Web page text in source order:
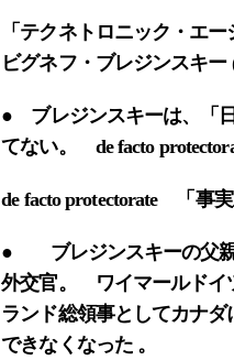
「テクネトロニック・エ
ビグネフ・ブレジンスキ
● ブレジンスキーは、「
てない。 de facto
de facto protectorate
● ブレジンスキーの父親
外交官。 ワイマールドイ
ランド総領事としてカナ
できなくなった 。